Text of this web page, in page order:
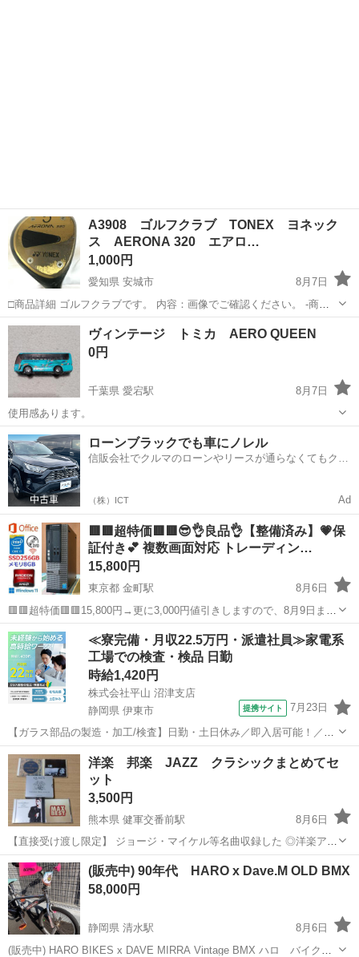
A3908 ゴルフクラブ TONEX ヨネック
ス AERONA 320 エアロ…
1,000円
愛知県 安城市
8月7日
□商品詳細 ゴルフクラブです。 内容：画像でご確認ください。 -商品
の状態- キズ等の使用感あります。 保管品です。 現状渡しですのでい
かなる場合も返品、返金できません。 -------...
愛知 安城市 ゴルフクラブ
ヴィンテージ トミカ AERO QUEEN
0円
千葉県 愛宕駅
8月7日
使用感あります。
千葉 野田市 愛宕駅 ミニカー
ローンブラックでも車にノレル
信販会社でクルマのローンやリースが通らなくてもクル
（株）ICT Ad
🟥🟥超特価🟥🟥😎👌良品👌【整備済み】💗保
証付き💕 複数画面対応 トレーディン…
15,800円
東京都 金町駅
8月6日
🟥🟥超特価🟥🟥15,800円→更に3,000円値引きしますので、8月9日まで
にお申し込みください😎 ご覧いただき、ありがとうございます。
Windows Update等のソフト面の整備に加え、パソコン本体内外の清...
東京 葛飾区 金町駅 デスクトップパソコン Windows
≪寮完備・月収22.5万円・派遣社員≫家電系
工場での検査・検品 日勤
時給1,420円
株式会社平山 沼津支店
静岡県 伊東市
提携サイト 7月23日
【ガラス部品の製造・加工/検査】日勤・土日休み／即入居可能！／伊
豆でのんびりライフ♪ ガラス部品の製造・加工/検査 【株式会社平山で
の正社員採用（無期雇用派遣）となります】 「2人で同じ職場で働き
たい」 「仕事も休みも一...
静岡 伊東市 その他
洋楽 邦楽 JAZZ クラシックまとめてセ
ット
3,500円
熊本県 健軍交番前駅
8月6日
【直接受け渡し限定】 ジョージ・マイケル等名曲収録した ◎洋楽アル
バム5枚セット【7枚】 Queen3枚セット MAXBEST主
なアーティスト: Aerosmith, Mariah Carey, Celine...
熊本 熊本市 健軍交番前駅
(販売中) 90年代 HARO x Dave.M OLD BMX
58,000円
静岡県 清水駅
8月6日
(販売中) HARO BIKES x DAVE MIRRA Vintage BMX ハロ バイク